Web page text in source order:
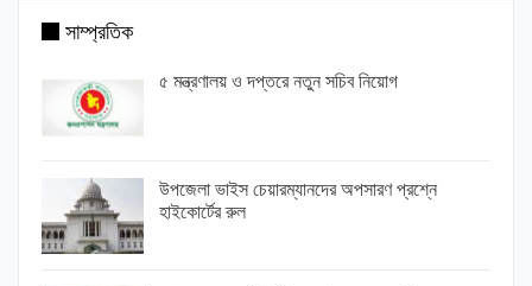
সাম্প্রতিক
৫ মন্ত্রণালয় ও দপ্তরে নতুন সচিব নিয়োগ
উপজেলা ভাইস চেয়ারম্যানদের অপসারণ প্রশ্নে
হাইকোর্টের রুল